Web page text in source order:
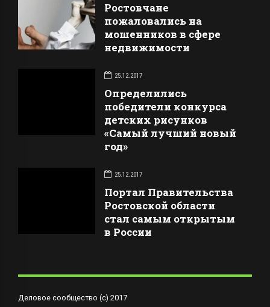
Ростовчане
пожаловались на
мошенников в сфере
недвижимости
25.12.2017
Определились
победители конкурса
детских рисунков
«Самый лучший новый
год»
25.12.2017
Портал Правительства
Ростовской области
стал самым открытым
в России
Деловое сообщество (с) 2017